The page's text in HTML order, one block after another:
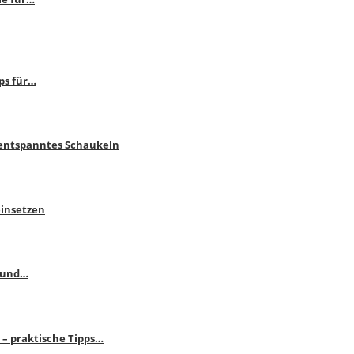
für…
Schaukeln
praktische Tipps…